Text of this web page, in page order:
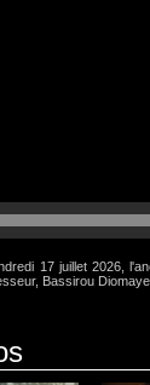
17 juillet 2026,
Bassirou